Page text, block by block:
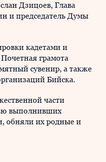
Дзицоев, Глава
и председатель Думы
кадетами и
грамота
сувенир, а также
Бийска.
части
выполнивших
обняли их родные и